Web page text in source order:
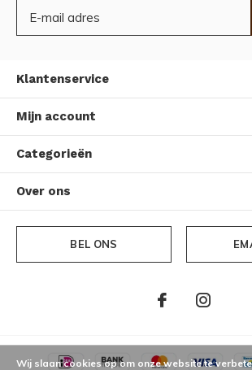
Klantenservice
Mijn account
Categorieën
Over ons
BEL ONS
Wij slaan cookies op om onze website te